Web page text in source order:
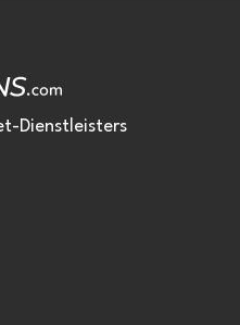
Dienstleisters